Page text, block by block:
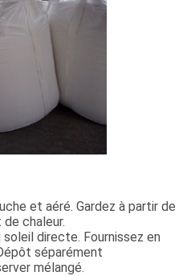
et aéré. Gardez à partir de
chaleur.
directe. Fournissez en
séparément
mélangé.